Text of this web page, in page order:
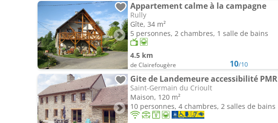
Appartement calme à la campagne
Rully
Gîte, 34 m²
5 personnes, 2 chambres, 1 salle de bains
4.5 km
de Clairefougère 10/10
Gite de Landemeure accessibilité PMR
Saint-Germain du Crioult
Maison, 120 m²
10 personnes, 4 chambres, 2 salles de bains